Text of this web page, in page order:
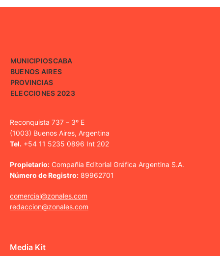
MUNICIPIOSCABA
BUENOS AIRES
PROVINCIAS
ELECCIONES 2023
Reconquista 737 – 3º E
(1003) Buenos Aires, Argentina
Tel. +54 11 5235 0896 Int 202
Propietario: Compañía Editorial Gráfica Argentina S.A.
Número de Registro: 89962701
comercial@zonales.com
redaccion@zonales.com
Media Kit